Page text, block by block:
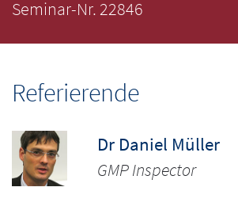
Seminar-Nr. 22846
Referierende
Dr Daniel Müller
GMP Inspector